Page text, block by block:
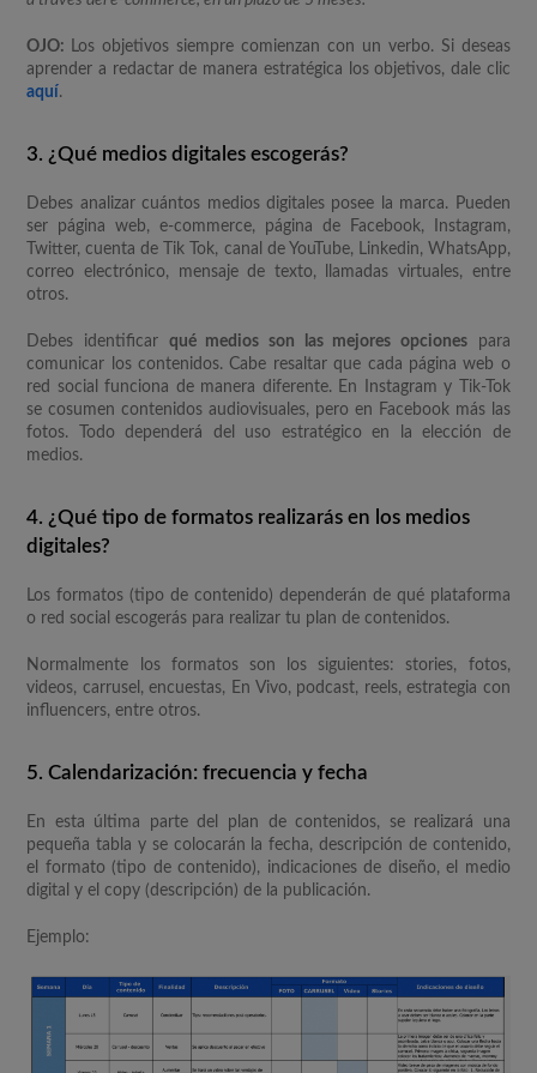
OJO: Los objetivos siempre comienzan con un verbo. Si deseas
aprender a redactar de manera estratégica los objetivos, dale clic
aquí.
3. ¿Qué medios digitales escogerás?
Debes analizar cuántos medios digitales posee la marca. Pueden
ser página web, e-commerce, página de Facebook, Instagram,
Twitter, cuenta de Tik Tok, canal de YouTube, Linkedin, WhatsApp,
correo electrónico, mensaje de texto, llamadas virtuales, entre
otros.
Debes identificar qué medios son las mejores opcionespara
comunicar los contenidos. Cabe resaltar que cada página web o
red social funciona de manera diferente. En Instagram y Tik-Tok
se cosumen contenidos audiovisuales, pero en Facebook más las
fotos. Todo dependerá del uso estratégico en la elección de
medios.
4. ¿Qué tipo de formatos realizarás en los medios
digitales?
Los formatos (tipo de contenido) dependerán de qué plataforma
o red social escogerás para realizar tu plan de contenidos.
Normalmente los formatos son los siguientes: stories, fotos,
videos, carrusel, encuestas, En Vivo, podcast, reels, estrategia con
influencers, entre otros.
5. Calendarización: frecuencia y fecha
En esta última parte del plan de contenidos, se realizará una
pequeña tabla y se colocarán la fecha, descripción de contenido,
el formato (tipo de contenido), indicaciones de diseño, el medio
digital y el copy (descripción) de la publicación.
Ejemplo: